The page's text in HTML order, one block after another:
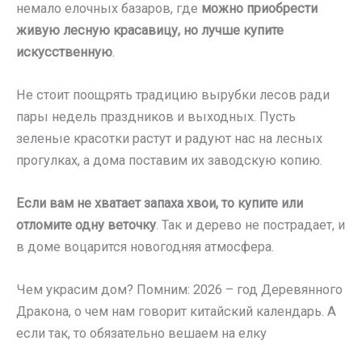
немало елочных базаров, где можно приобрести
живую лесную красавицу, но лучше купите
искусственную
Не стоит поощрять традицию вырубки лесов ради
пары недель праздников и выходных. Пусть
зеленые красотки растут и радуют нас на лесных
прогулках, а дома поставим их заводскую копию.
Если вам не хватает запаха хвои, то купите или
отломите одну веточку. Так и дерево не пострадает, и
в доме воцарится новогодняя атмосфера.
Чем украсим дом? Помним: 2026 – год Деревянного
Дракона, о чем нам говорит китайский календарь. А
если так, то обязательно вешаем на елку